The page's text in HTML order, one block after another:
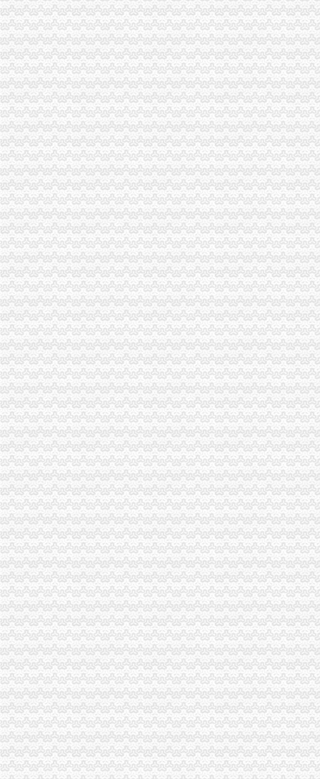
重庆渝中工商注册代办价格浅析代理企业年检-商务服务-六安新闻网
重庆渝中千年电器代理|重庆渝中千年电器代理网站